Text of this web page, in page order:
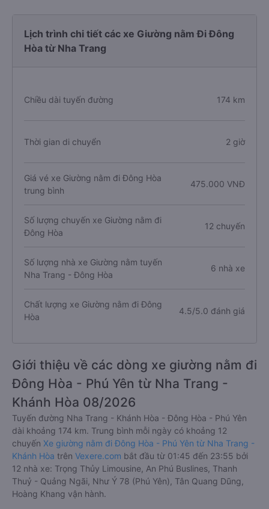
Lịch trình chi tiết các xe Giường nằm Đi Đông
Hòa từ Nha Trang
Chiều dài tuyến đường 174 km
Thời gian di chuyển 2 giờ
Giá vé xe Giường nằm đi Đông Hòa
trung bình
475.000 VNĐ
Số lượng chuyến xe Giường nằm đi
Đông Hòa
12 chuyến
Số lượng nhà xe Giường nằm tuyến
Nha Trang - Đông Hòa
6 nhà xe
Chất lượng xe Giường nằm đi Đông
Hòa
4.5/5.0 đánh giá
Giới thiệu về các dòng xe giường nằm đi
Đông Hòa - Phú Yên từ Nha Trang -
Khánh Hòa 08/2026
Tuyến đường Nha Trang - Khánh Hòa - Đông Hòa - Phú Yên
dài khoảng 174 km. Trung bình mỗi ngày có khoảng 12
chuyến Xe giường nằm đi Đông Hòa - Phú Yên từ Nha Trang -
Khánh Hòa trên Vexere.com bắt đầu từ 01:45 đến 23:55 bởi
12 nhà xe: Trọng Thủy Limousine, An Phú Buslines, Thanh
Thuỷ - Quảng Ngãi, Như Ý 78 (Phú Yên), Tân Quang Dũng,
Hoàng Khang vận hành.